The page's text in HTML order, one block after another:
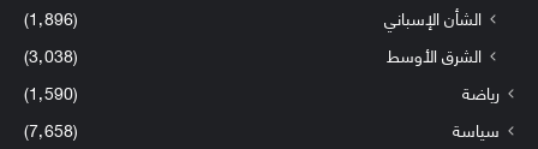
الشأن الإسباني
(1٬896)
الشرق الأوسط
(3٬038)
رياضة
(1٬590)
سياسة
(7٬658)